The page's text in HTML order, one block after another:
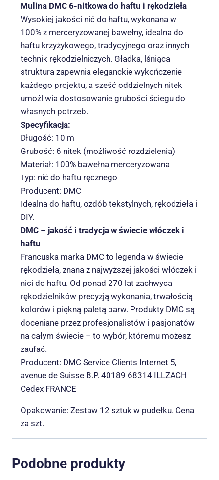
Mulina DMC 6-nitkowa do haftu i rękodzieła
Wysokiej jakości nić do haftu, wykonana w
100% z merceryzowanej bawełny, idealna do
haftu krzyżykowego, tradycyjnego oraz innych
technik rękodzielniczych. Gładka, lśniąca
struktura zapewnia eleganckie wykończenie
każdego projektu, a sześć oddzielnych nitek
umożliwia dostosowanie grubości ściegu do
własnych potrzeb.
Specyfikacja:
Długość: 10 m
Grubość: 6 nitek (możliwość rozdzielenia)
Materiał: 100% bawełna merceryzowana
Typ: nić do haftu ręcznego
Producent: DMC
Idealna do haftu, ozdób tekstylnych, rękodzieła i
DIY.
DMC – jakość i tradycja w świecie włóczek i
haftu
Francuska marka DMC to legenda w świecie
rękodzieła, znana z najwyższej jakości włóczek i
nici do haftu. Od ponad 270 lat zachwyca
rękodzielników precyzją wykonania, trwałością
kolorów i piękną paletą barw. Produkty DMC są
doceniane przez profesjonalistów i pasjonatów
na całym świecie – to wybór, któremu możesz
zaufać.
Producent: DMC Service Clients Internet 5,
avenue de Suisse B.P. 40189 68314 ILLZACH
Cedex FRANCE
Opakowanie: Zestaw 12 sztuk w pudełku. Cena
za szt.
Podobne produkty